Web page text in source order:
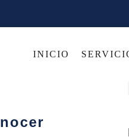
INICIO